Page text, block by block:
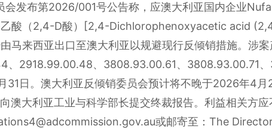
会发布第2026/001号公告称，应澳大利亚国内企业
乙酸（2,4-D酸）[2,4-Dichlorophenoxyacetic acid
马来西亚出口至澳大利亚以规避现行反倾销措施。涉
2918.99.00.48、3808.93.00.61、3808.93.00.71、
31日。澳大利亚反倾销委员会预计将不晚于2026年4月
澳大利亚工业与科学部长提交终裁报告。利益相关方
或邮寄至：The